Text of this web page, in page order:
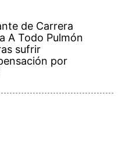
de Carrera
A Todo Pulmón
sufrir
por